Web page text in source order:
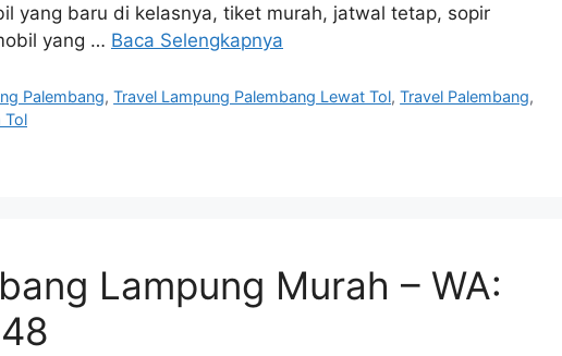
yang baru di kelasnya, tiket murah, jatwal tetap, sopir
yang … Baca Selengkapnya
Palembang,Travel Lampung Palembang Lewat Tol,Travel Palembang,
Tol
Lampung Murah – WA: